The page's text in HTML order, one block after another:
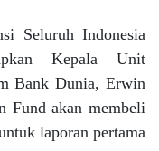
Seluruh Indonesia
Kepala Unit
Bank Dunia, Erwin
Fund akan membeli
laporan pertama